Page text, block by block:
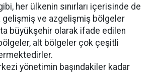
her ülkenin sınırları içerisinde de
gelişmiş ve azgelişmiş bölgeler
büyükşehir olarak ifade edilen
alt bölgeler çok çeşitli
yönetimin başındakiler kadar